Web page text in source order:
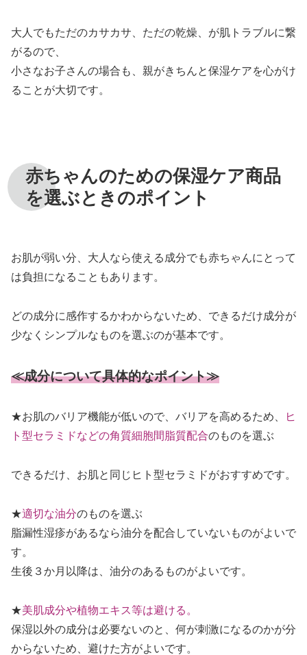
大人でもただのカサカサ、ただの乾燥、が肌トラブルに繋
がるので、
小さなお子さんの場合も、親がきちんと保湿ケアを心がけ
ることが大切です。
赤ちゃんのための保湿ケア商品
を選ぶときのポイント
お肌が弱い分、大人なら使える成分でも赤ちゃんにとって
は負担になることもあります。
どの成分に感作するかわからないため、できるだけ成分が
少なくシンプルなものを選ぶのが基本です。
≪成分について具体的なポイント≫
★お肌のバリア機能が低いので、バリアを高めるため、
ヒ
ト型セラミドなどの角質細胞間脂質配合のものを選ぶ
できるだけ、お肌と同じヒト型セラミドがおすすめです。
★適切な油分のものを選ぶ
脂漏性湿疹があるなら油分を配合していないものがよいで
す。
生後３か月以降は、油分のあるものがよいです。
★美肌成分や植物エキス等は避ける。
保湿以外の成分は必要ないのと、何が刺激になるのかが分
からないため、避けた方がよいです。